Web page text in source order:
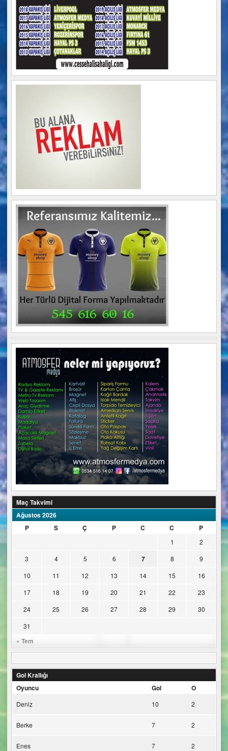
Maç Takvimi
Ağustos 2026
P
S Ç P C C P
« Tem
1
2
3
4 5 6 7 8
9
10
11 12 13 14 15
16
17
18 19 20 21 22
23
24
25 26 27 28 29
30
31
Gol Krallığı
Oyuncu
Gol O
Deniz 10 2
Berke 7 2
Enes 7 2